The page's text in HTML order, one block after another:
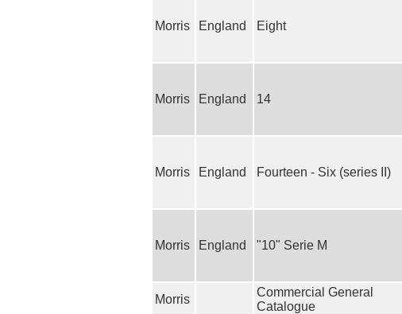
Morris England Eight
Morris England 14
Morris England Fourteen - Six (series II)
Morris England "10" Serie M
Morris
Commercial General
Catalogue